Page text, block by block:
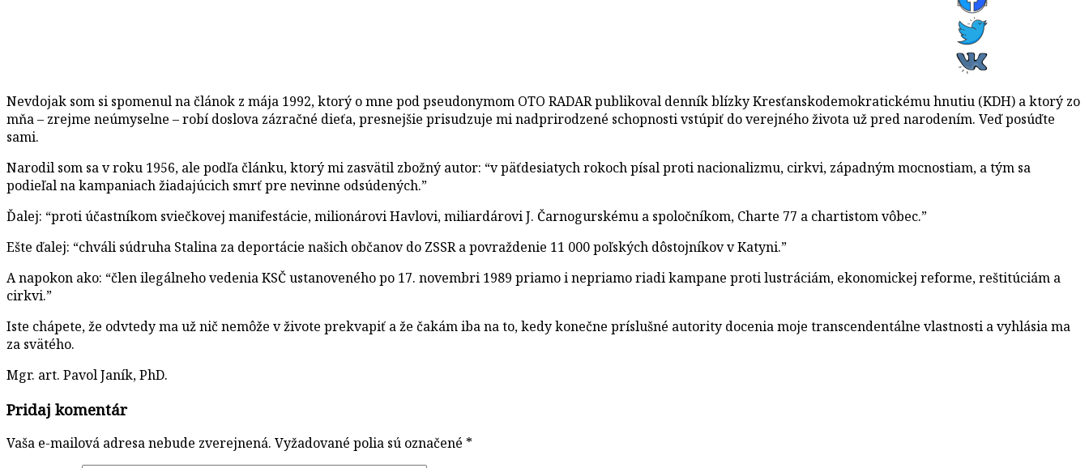
Nevdojak som si spomenul na článok z mája 1992, ktorý o mne pod pseudonymom OTO RADAR publikoval denník blízky Kresťanskodemokratickému hnutiu (KDH) a ktorý zo
mňa – zrejme neúmyselne – robí doslova zázračné dieťa, presnejšie prisudzuje mi nadprirodzené schopnosti vstúpiť do verejného života už pred narodením. Veď posúďte
sami.
Narodil som sa v roku 1956, ale podľa článku, ktorý mi zasvätil zbožný autor: “v päťdesiatych rokoch písal proti nacionalizmu, cirkvi, západným mocnostiam, a tým sa
podieľal na kampaniach žiadajúcich smrť pre nevinne odsúdených.”
Ďalej: “proti účastníkom sviečkovej manifestácie, milionárovi Havlovi, miliardárovi J. Čarnogurskému a spoločníkom, Charte 77 a chartistom vôbec.”
Ešte ďalej: “chváli súdruha Stalina za deportácie našich občanov do ZSSR a povraždenie 11 000 poľských dôstojníkov v Katyni.”
A napokon ako: “člen ilegálneho vedenia KSČ ustanoveného po 17. novembri 1989 priamo i nepriamo riadi kampane proti lustráciám, ekonomickej reforme, reštitúciám a
cirkvi.”
Iste chápete, že odvtedy ma už nič nemôže v živote prekvapiť a že čakám iba na to, kedy konečne príslušné autority docenia moje transcendentálne vlastnosti a vyhlásia ma
za svätého.
Mgr. art. Pavol Janík, PhD.
Pridaj komentár
Vaša e-mailová adresa nebude zverejnená. Vyžadované polia sú označené *